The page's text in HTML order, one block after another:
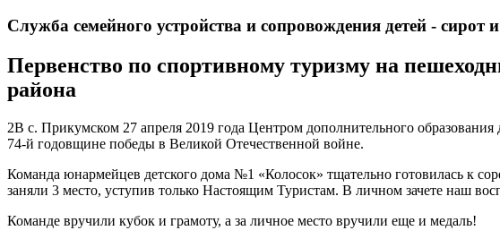
Служба семейного устройства и сопровождения детей - сирот
Первенство по спортивному туризму на
района
2В с. Прикумском 27 апреля 2019 года Центром дополнительного
74-й годовщине победы в Великой Отечественной войне.
Команда юнармейцев детского дома №1 «Колосок» тщательно готовилась к
заняли 3 место, уступив только Настоящим Туристам. В личном зачете наш
Команде вручили кубок и грамоту, а за личное место вручили еще и медаль!